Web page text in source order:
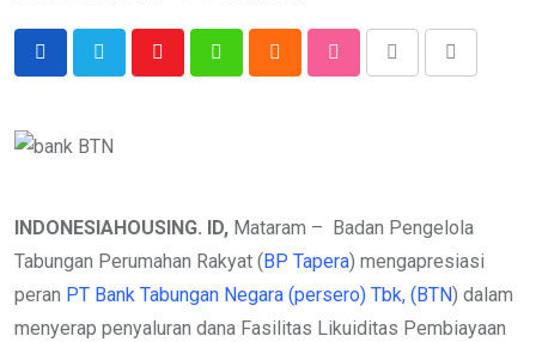
YoutubeWhatsappCloud StumbleUpon
Print
Share
INDONESIAHOUSING. ID, Mataram – Badan Pengelola
Tabungan Perumahan Rakyat ( BP Tapera) mengapresiasi
peran PT Bank Tabungan Negara (persero) Tbk, (BTN) dalam
menyerap penyaluran dana Fasilitas Likuiditas Pembiayaan